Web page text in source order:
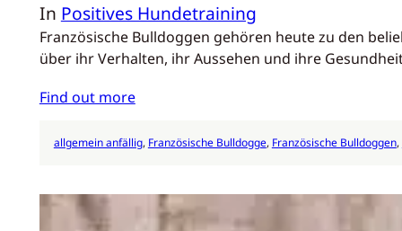
In Positives Hundetraining
Französische Bulldoggen gehören heute zu den
über ihr Verhalten, ihr Aussehen und ihre
Find out more
allgemein anfällig, Französische Bulldogge, Französische Bulldoggen,